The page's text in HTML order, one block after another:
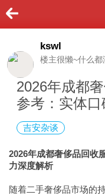
kswl
楼主很懒~什么都
2026年成都
参考：实体
吉安杂谈
2026年成都奢侈品回收
力深度解析
随着二手奢侈品市场的